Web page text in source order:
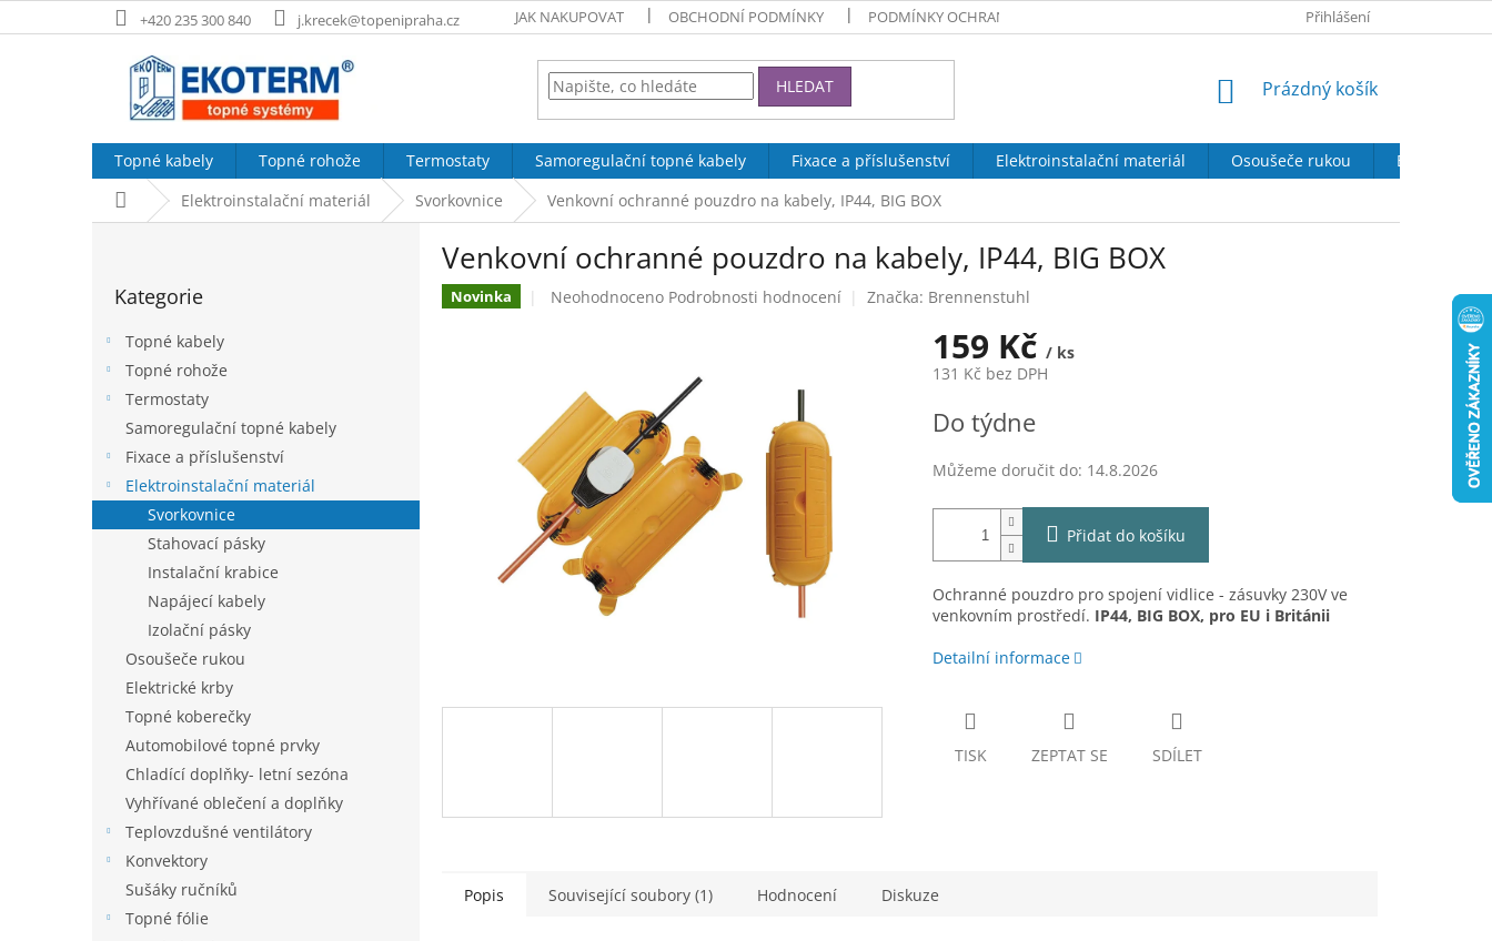
na
+420 235 300 840 j.krecek@topenipraha.cz JAK NAKUPOVAT OBCHODNÍ PODMÍNKY PODMÍNKY OCHRANY OSOBNÍCH ÚDAJŮ SOUBORY COOKIES DOPRAVA A PLATBA
Přihlášení
HLEDAT
NÁKUPNÍ
Prázdný košík
Topné kabely Topné rohože Termostaty Samoregulační topné kabely Fixace a příslušenství Elektroinstalační materiál Osoušeče rukou
Elektrické
Domů Elektroinstalační materiál Svorkovnice Venkovní ochranné pouzdro na kabely, IP44, BIG BOX
n
e
kategorie
Kategorie
Topné kabely
Topné rohože
Termostaty
Samoregulační topné kabely
Fixace a příslušenství
Elektroinstalační materiál
Svorkovnice
Stahovací pásky
Instalační krabice
Napájecí kabely
Izolační pásky
Osoušeče rukou
Elektrické krby
Topné koberečky
Automobilové topné prvky
Chladící doplňky- letní sezóna
Vyhřívané oblečení a doplňky
Teplovzdušné ventilátory
Konvektory
Sušáky ručníků
Topné fólie
Venkovní ochranné pouzdro na kabely, IP44, BIG BOX
Novinka
Průměrné
5
hvězdiček.
Neohodnoceno Podrobnosti hodnocení Značka: Brennenstuhl
159 Kč / ks
131 Kč bez DPH
cena:
Do týdne
Můžeme doručit do: 14.8.2026
Přidat do košíku
Ochranné pouzdro pro spojení vidlice - zásuvky 230V ve
venkovním prostředí. IP44, BIG BOX, pro EU i Británii
Detailní informace
TISK ZEPTAT SE SDÍLET
Popis Související soubory (1) Hodnocení Diskuze